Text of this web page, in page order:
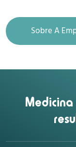
Sobre A